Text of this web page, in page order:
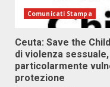
Comunicati Stampa
Ceuta: Save the
di violenza
particolarmente
protezione